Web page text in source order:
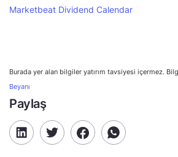
Marketbeat Dividend Calendar
Burada yer alan bilgiler yatırım tavsiyesi içermez.
Beyanı
Paylaş